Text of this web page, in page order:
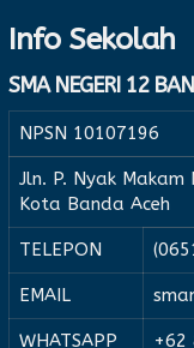
Info Sekolah
SMA NEGERI 12
NPSN 10107196
Jln. P. Nyak
Kota Banda Aceh
TELEPON
EMAIL
WHATSAPP +62